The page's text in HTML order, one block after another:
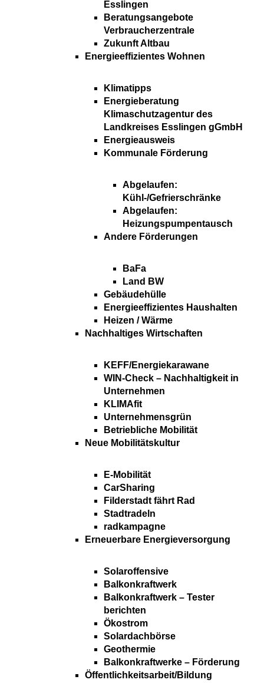
Esslingen
Beratungsangebote
Verbraucherzentrale
Zukunft Altbau
Energieeffizientes Wohnen
Klimatipps
Energieberatung
Klimaschutzagentur des
Landkreises Esslingen gGmbH
Energieausweis
Kommunale Förderung
Abgelaufen:
Kühl-/Gefrierschränke
Abgelaufen:
Heizungspumpentausch
Andere Förderungen
BaFa
Land BW
Gebäudehülle
Energieeffizientes Haushalten
Heizen / Wärme
Nachhaltiges Wirtschaften
KEFF/Energiekarawane
WIN-Check – Nachhaltigkeit in
Unternehmen
KLIMAfit
Unternehmensgrün
Betriebliche Mobilität
Neue Mobilitätskultur
E-Mobilität
CarSharing
Filderstadt fährt Rad
Stadtradeln
radkampagne
Erneuerbare Energieversorgung
Solaroffensive
Balkonkraftwerk
Balkonkraftwerk – Tester
berichten
Ökostrom
Solardachbörse
Geothermie
Balkonkraftwerke – Förderung
Öffentlichkeitsarbeit/Bildung